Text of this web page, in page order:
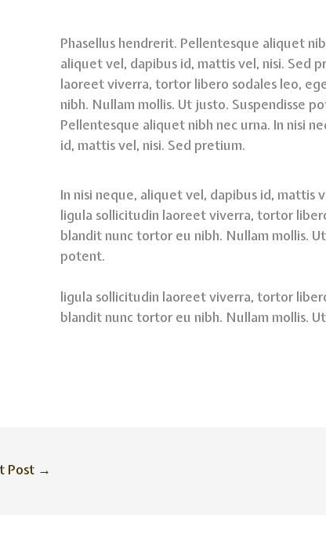
Phasellus hendrerit. Pellentesque aliquet
aliquet vel, dapibus id, mattis vel, nisi. Sed
laoreet viverra, tortor libero sodales leo,
nibh. Nullam mollis. Ut justo. Suspendisse
Pellentesque aliquet nibh nec urna. In nisi
id, mattis vel, nisi. Sed pretium.
In nisi neque, aliquet vel, dapibus id, mattis
ligula sollicitudin laoreet viverra, tortor
blandit nunc tortor eu nibh. Nullam mollis.
potent.
ligula sollicitudin laoreet viverra, tortor
blandit nunc tortor eu nibh. Nullam mollis.
Post →